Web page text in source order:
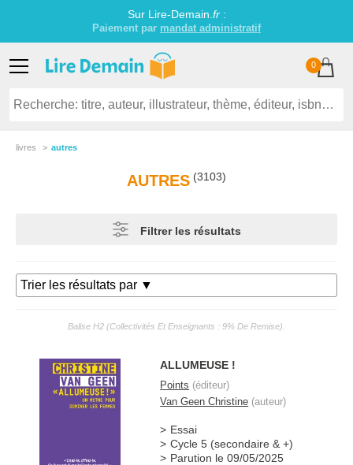
Sur Lire-Demain. fr:
Littérature jeunesse établissements scolaires
0
livres autres
AUTRES (3103)
Filtrer les résultats
Balise H2 (collectivités Et Enseignants : 9% De Remise).
ALLUMEUSE !
Points (éditeur)
Van Geen Christine (auteur)
Essai
Cycle 5 (secondaire & +)
Parution le 09/05/2025